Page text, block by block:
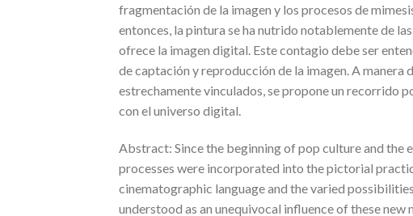
fragmentación de la imagen y los procesos de
entonces, la pintura se ha nutrido notablemente de
ofrece la imagen digital. Este contagio debe ser
de captación y reproducción de la imagen. A
estrechamente vinculados, se propone un recorrido
con el universo digital.
Abstract: Since the beginning of pop culture and
processes were incorporated into the pictorial
cinematographic language and the varied
understood as an unequivocal influence of these